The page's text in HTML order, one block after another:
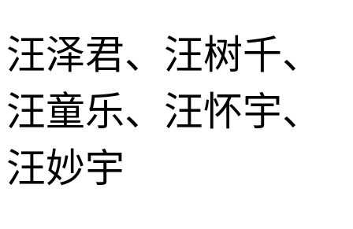
汪泽君、汪树千、
汪童乐、汪怀宇、
汪妙宇